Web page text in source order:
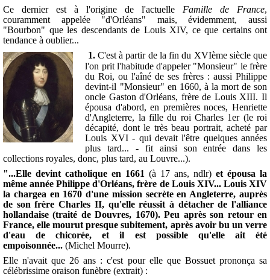
Ce dernier est à l'origine de l'actuelle Famille de France,
couramment appelée "d'Orléans" mais, évidemment, aussi
"Bourbon" que les descendants de Louis XIV, ce que certains ont
tendance à oublier...
1.C'est à partir de la fin du XVIème siècle que
l'on prit l'habitude d'appeler "Monsieur" le frère
du Roi, ou l'aîné de ses frères : aussi Philippe
devint-il "Monsieur" en 1660, à la mort de son
oncle Gaston d'Orléans, frère de Louis XIII. Il
épousa d'abord, en premières noces, Henriette
d'Angleterre, la fille du roi Charles 1er (le roi
décapité, dont le très beau portrait, acheté par
Louis XVI - qui devait l'être quelques années
plus tard... - fit ainsi son entrée dans les
collections royales, donc, plus tard, au Louvre...).
"...Elle devint catholique en 1661 (à 17 ans, ndlr) et épousa la
même année Philippe d'Orléans, frère de Louis XIV... Louis XIV
la chargea en 1670 d'une mission secrète en Angleterre, auprès
de son frère Charles II, qu'elle réussit à détacher de l'alliance
hollandaise (traité de Douvres, 1670). Peu après son retour en
France, elle mourut presque subitement, après avoir bu un verre
d'eau de chicorée, et il est possible qu'elle ait été
empoisonnée... (Michel Mourre).
Elle n'avait que 26 ans : c'est pour elle que Bossuet prononça sa
célébrissime oraison funèbre (extrait) :